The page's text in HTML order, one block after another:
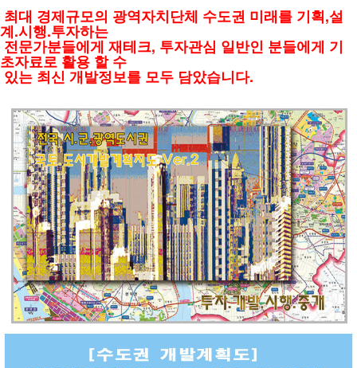
최대 경제규모의 광역자치단체 수도권 미래를 기획,설
계.시행.투자하는
전문가분들에게 재테크, 투자관심 일반인 분들에게 기
초자료로 활용 할 수
있는 최신 개발정보를 모두 담았습니다.